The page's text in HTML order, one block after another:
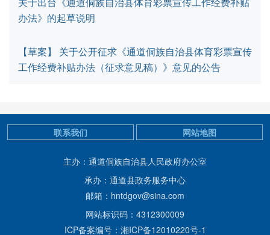
办法》的起草说明
【草案】 关于公开征求《通道侗族自治县体育彩票宣传
工作经费补贴办法（征求意见稿）》意见的公告
主办：通道侗族自治县人民政府办公室
承办：通道县政务服务中心
邮箱：hntdgov@sina.com
网站标识码：4312300009
ICP备案编号：湘ICP备12010220号-1
联系我们 网站地图